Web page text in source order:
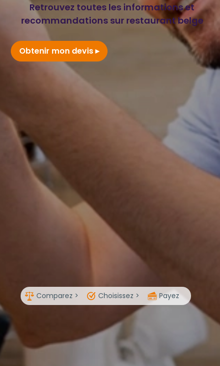
Retrouvez toutes les informations et
recommandations sur restaurant belge
Obtenir mon devis
Comparez > Choisissez > Payez